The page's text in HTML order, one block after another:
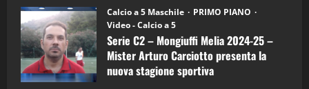
Calcio a 5 Maschile
PRIMO PIANO
Video - Calcio a 5
Serie C2 – Mongiuffi Melia 2024-25 –
Mister Arturo Carciotto presenta la
nuova stagione sportiva
5
“SportEmpire” in Podcast: 26^ Puntata
(Martedi 07 Aprile 2026)
08/04/2026